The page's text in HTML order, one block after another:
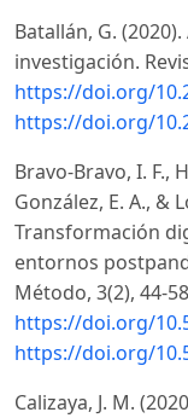
Batallán, G.
investigación.
https://doi.org/
https://doi.org/
Bravo-Bravo, I. F.,
González, E. A., &
Transformación
entornos
Método, 3(2), 44-
https://doi.org/
https://doi.org/
Calizaya, J. M.